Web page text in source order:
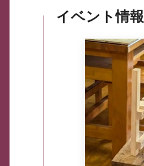
イベント情報